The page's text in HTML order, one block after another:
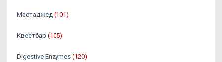
Мастаджед (101)
Квестбар (105)
Digestive Enzymes (120)